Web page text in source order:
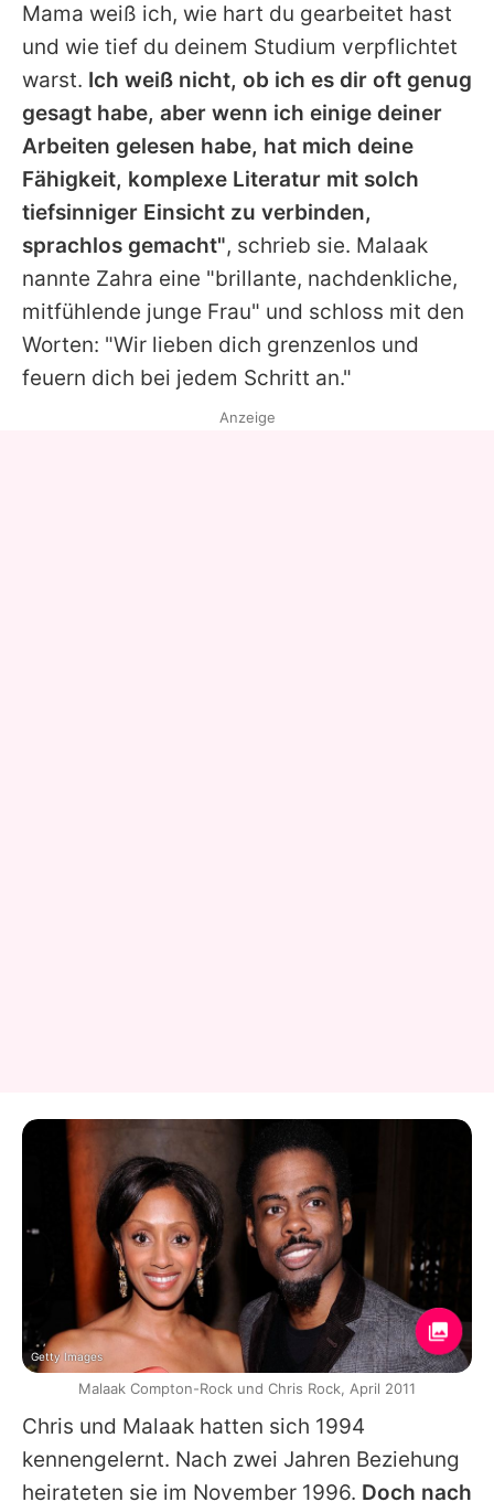
Mama weiß ich, wie hart du gearbeitet hast
und wie tief du deinem Studium verpflichtet
warst. Ich weiß nicht, ob ich es dir oft genug
gesagt habe, aber wenn ich einige deiner
Arbeiten gelesen habe, hat mich deine
Fähigkeit, komplexe Literatur mit solch
tiefsinniger Einsicht zu verbinden,
sprachlos gemacht", schrieb sie. Malaak
nannte Zahra eine "brillante, nachdenkliche,
mitfühlende junge Frau" und schloss mit den
Worten: "Wir lieben dich grenzenlos und
feuern dich bei jedem Schritt an."
Chris und Malaak hatten sich 1994
kennengelernt. Nach zwei Jahren Beziehung
heirateten sie im November 1996. Doch nach
Anzeige
Getty Images
Malaak Compton-Rock und Chris Rock, April 2011